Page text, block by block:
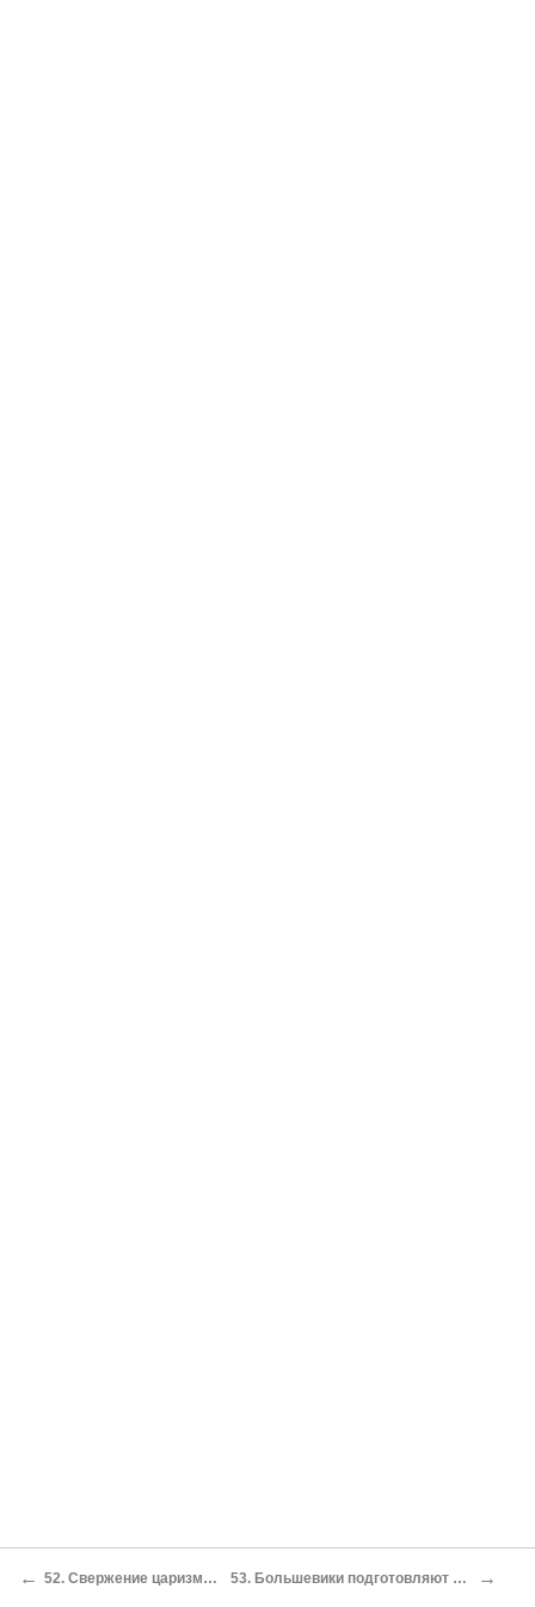
← 52. Свержение царизма в феврале 1917 года 53. Большевики подготовляют социалистическую революцию →